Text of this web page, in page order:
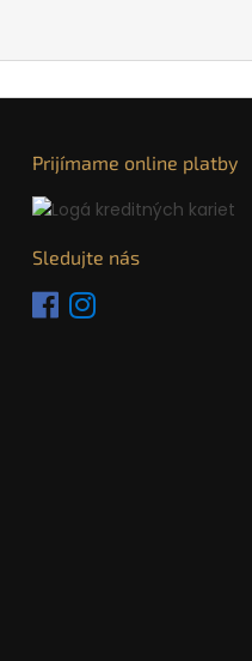
Prijímame online platby
Sledujte nás